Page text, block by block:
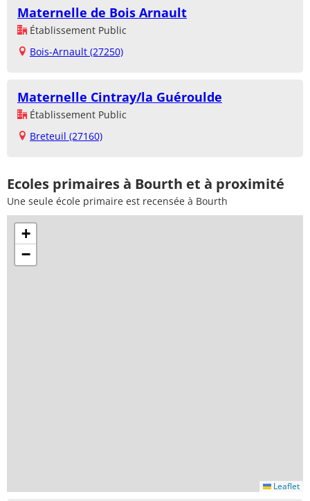
Maternelle de Bois Arnault
Établissement Public
Bois-Arnault (27250)
Maternelle Cintray/la Guéroulde
Établissement Public
Breteuil (27160)
Ecoles primaires à Bourth et à proximité
Une seule école primaire est recensée à Bourth
+
−
Leaflet